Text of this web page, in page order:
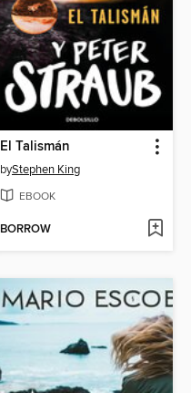
El Talismán
byStephen King
EBOOK
BORROW